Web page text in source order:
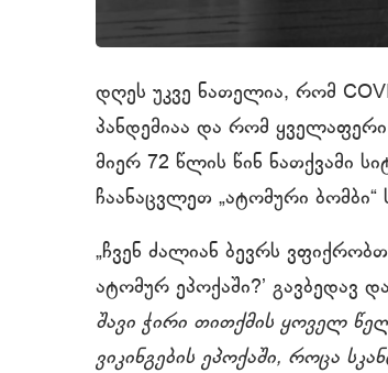
დღეს უკვე ნათელია, რომ
პანდემიაა და რომ
მიერ 72 წლის წინ ნათქვამი
ჩაანაცვლეთ „ატომური ბომბი“
„ჩვენ ძალიან ბევრს
ატომურ ეპოქაში?’ გავბედავ
შავი ჭირი თითქმის ყოველ
ვიკინგების ეპოქაში, როცა